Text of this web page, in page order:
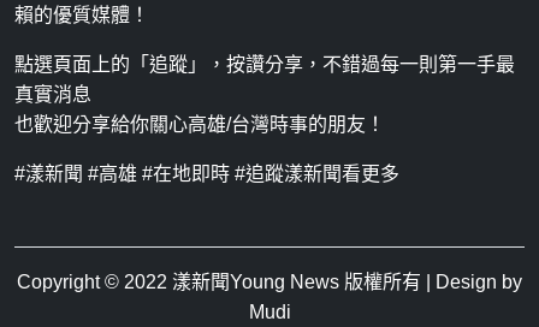
賴的優質媒體！
點選頁面上的「追蹤」，按讚分享，不錯過每一則第一手最
真實消息
也歡迎分享給你關心高雄/台灣時事的朋友！
#漾新聞 #高雄 #在地即時 #追蹤漾新聞看更多
Copyright © 2022 漾新聞Young News 版權所有 | Design by
Mudi